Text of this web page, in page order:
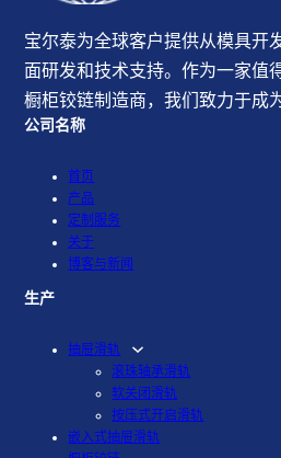
宝尔泰为全球客户提供从模具开
面研发和技术支持。作为一家值
橱柜铰链制造商，我们致力于成
公司名称
首页
产品
定制服务
关于
博客与新闻
生产
抽屉滑轨
滚珠轴承滑轨
软关闭滑轨
按压式开启滑轨
嵌入式抽屉滑轨